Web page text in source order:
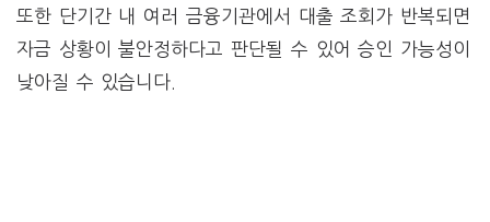
또한 단기간 내 여러 금융기관에서 대출 조회가 반복되면
자금 상황이 불안정하다고 판단될 수 있어 승인 가능성이
낮아질 수 있습니다.